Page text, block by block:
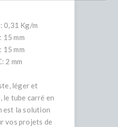
0,31 Kg/m
15 mm
15 mm
2 mm
léger et
le tube carré en
est la solution
vos projets de